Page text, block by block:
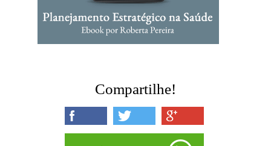
Compartilhe!